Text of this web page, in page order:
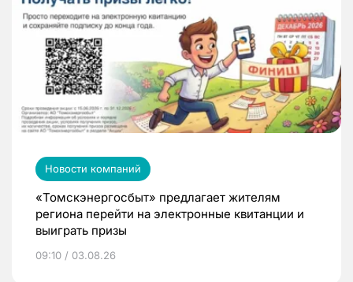
Новости компаний
«Томскэнергосбыт» предлагает жителям
региона перейти на электронные квитанции и
выиграть призы
09:10 / 03.08.26